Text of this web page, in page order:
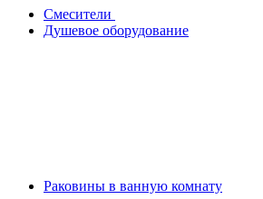
Смесители
Душевое оборудование
Раковины в ванную комнату